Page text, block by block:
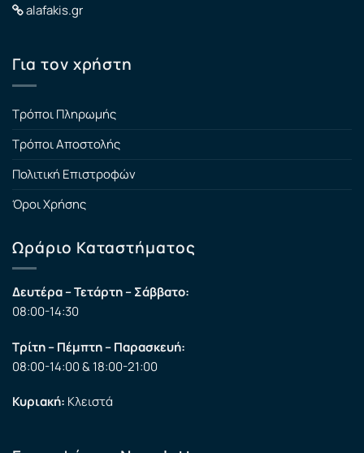
alafakis.gr
Για τον χρήστη
Τρόποι Πληρωμής
Τρόποι Αποστολής
Πολιτική Επιστροφών
Όροι Χρήσης
Ωράριο Καταστήματος
Δευτέρα – Τετάρτη – Σάββατο:
08:00-14:30
Τρίτη – Πέμπτη – Παρασκευή:
08:00-14:00 & 18:00-21:00
Κυριακή: Κλειστά